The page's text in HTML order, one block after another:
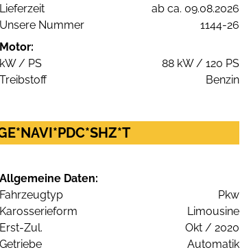
Lieferzeit
ab ca. 09.08.2026
Unsere Nummer
1144-26
Motor:
kW / PS
88 kW / 120 PS
Treibstoff
Benzin
Allgemeine Daten:
Fahrzeugtyp
Pkw
Karosserieform
Limousine
Erst-Zul.
Okt / 2020
Getriebe
Automatik